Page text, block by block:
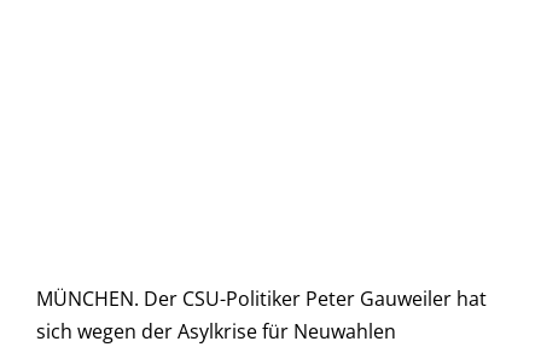
MÜNCHEN. Der CSU-Politiker Peter Gauweiler hat
sich wegen der Asylkrise für Neuwahlen